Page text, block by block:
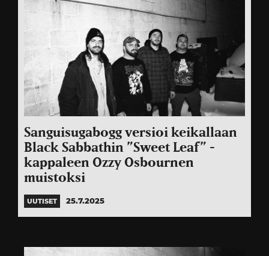
Sanguisugabogg versioi keikallaan
Black Sabbathin ”Sweet Leaf” -
kappaleen Ozzy Osbournen
muistoksi
UUTISET 25.7.2025